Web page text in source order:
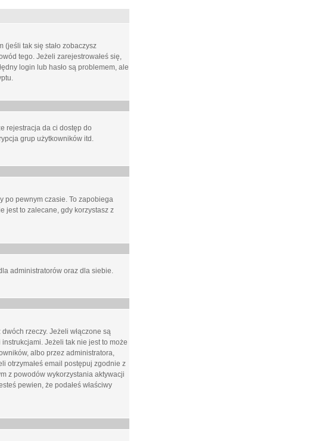
(jeśli tak się stało zobaczysz
tego. Jeżeli zarejestrowałeś się,
login lub hasło są problemem, ale
rejestracja da ci dostęp do
grup użytkowników itd.
po pewnym czasie. To zapobiega
jest to zalecane, gdy korzystasz z
administratorów oraz dla siebie.
rzeczy. Jeżeli włączone są
Jeżeli tak nie jest to może
albo przez administratora,
otrzymałeś email postępuj zgodnie z
z powodów wykorzystania aktywacji
pewien, że podałeś właściwy